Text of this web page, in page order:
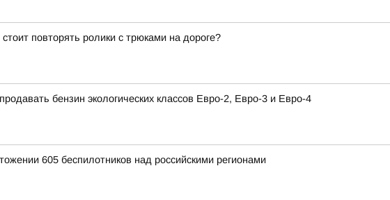
повторять ролики с трюками на дороге?
бензин экологических классов Евро-2, Евро-3 и Евро-4
605 беспилотников над российскими регионами